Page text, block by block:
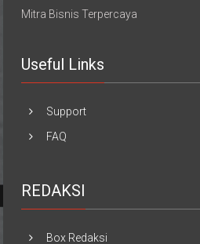
Mitra Bisnis Terpercaya
Useful Links
Support
FAQ
REDAKSI
Box Redaksi